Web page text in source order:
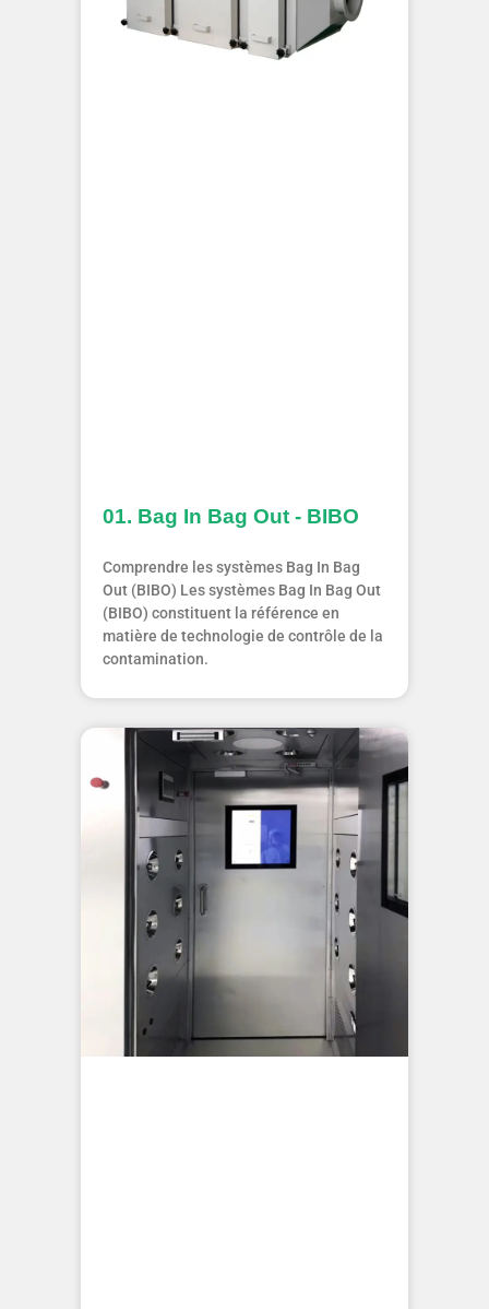
01. Bag In Bag Out - BIBO
Comprendre les systèmes Bag In Bag
Out (BIBO) Les systèmes Bag In Bag Out
(BIBO) constituent la référence en
matière de technologie de contrôle de la
contamination.